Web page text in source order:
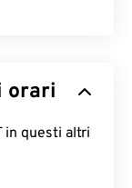
orari
in questi altri